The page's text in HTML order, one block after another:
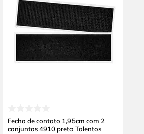
Fecho de contato 1,95cm com 2
conjuntos 4910 preto Talentos